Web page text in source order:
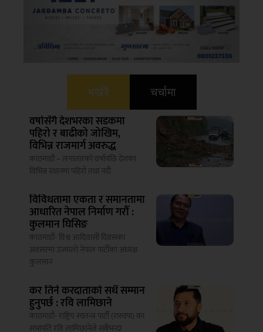
भर्खरै चर्चामा
वर्षासँगै देशभरका सडकमा
पहिरो र बाढीको जोखिम,
विभिन्न राजमार्ग अवरुद्ध
काठमाडौं – लगातारको वर्षापछि देशका
विभिन्न स्थानमा पहिरो तथा नदी
विविधतामा एकता र समानतामा
आधारित नेपाल निर्माण गरौँ :
कुलमान घिसिङ
काठमाडौं- विश्व आदिवासी दिवसका
अवसरमा उज्यालो नेपाल पार्टीका अध्यक्ष
कुलमान
कर तिर्ने करदाताको सधैं सम्मान
हुनुपर्छ : रवि लामिछाने
काठमाडौं- राष्ट्रिय स्वतन्त्र पार्टी (रास्वपा) का
सभापति रवि लामिछानेले सबैभन्दा